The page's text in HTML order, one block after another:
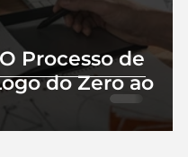
Processo de
do Zero ao